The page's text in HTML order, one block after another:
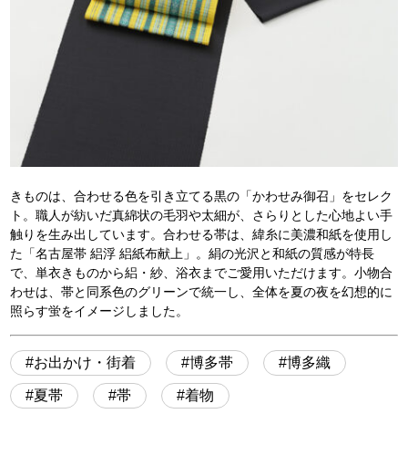
きものは、合わせる色を引き立てる黒の「かわせみ御召」をセレク
ト。職人が紡いだ真綿状の毛羽や太細が、さらりとした心地よい手
触りを生み出しています。合わせる帯は、緯糸に美濃和紙を使用し
た「名古屋帯 絽浮 絽紙布献上」。絹の光沢と和紙の質感が特長
で、単衣きものから絽・紗、浴衣までご愛用いただけます。小物合
わせは、帯と同系色のグリーンで統一し、全体を夏の夜を幻想的に
照らす蛍をイメージしました。
お出かけ・街着 博多帯 博多織
夏帯 帯 着物